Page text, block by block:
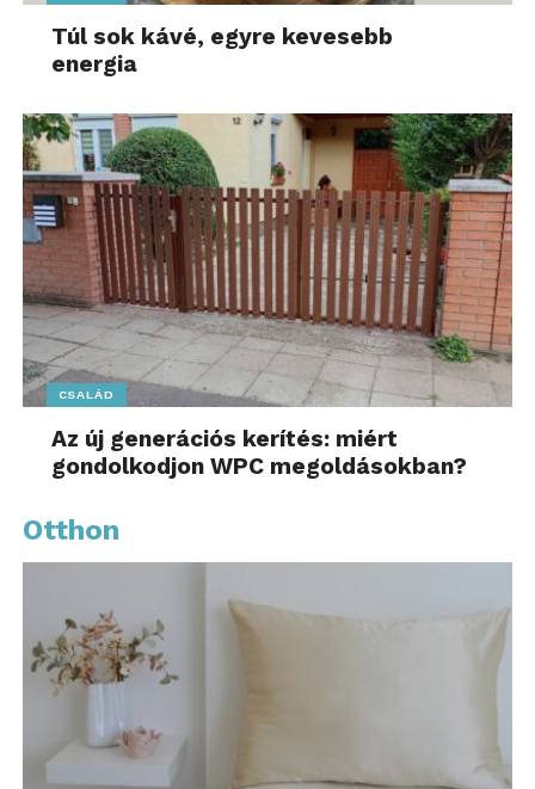
Túl sok kávé, egyre kevesebb
energia
CSALÁD
Az új generációs kerítés: miért
gondolkodjon WPC megoldásokban?
Otthon